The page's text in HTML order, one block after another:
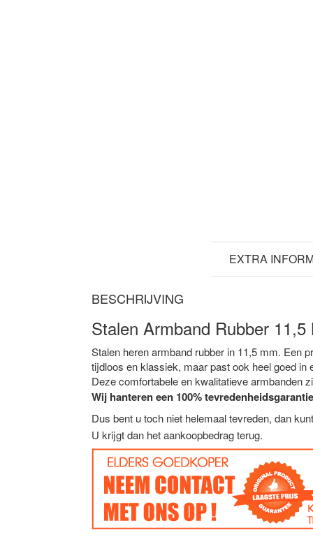
EXTRA
BESCHRIJVING
Stalen Armband Rubber 11,5
Stalen heren armband rubber in 11,5 mm. Een
tijdloos en klassiek, maar past ook heel goed in
Deze comfortabele en kwalitatieve armbanden
Wij hanteren een 100%
Dus bent u toch niet helemaal tevreden, dan
U krijgt dan het aankoopbedrag terug.